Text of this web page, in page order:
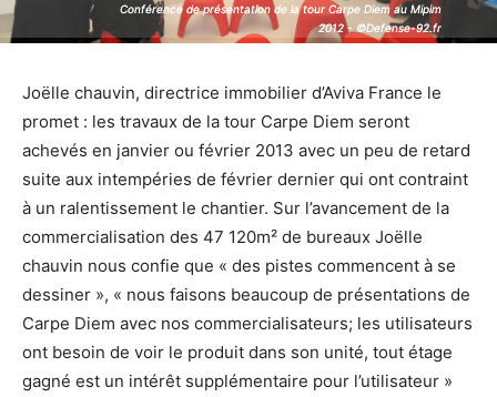
Conférence de présentation de la tour Carpe Diem au Mipim
2012 - ©Defense-92.fr
Conférence de présentation de la tour Carpe Diem au Mipim
2012 - ©Defense-92.fr
Joëlle chauvin, directrice immobilier d’Aviva France le
promet : les travaux de la tour Carpe Diem seront
achevés en janvier ou février 2013 avec un peu de retard
suite aux intempéries de février dernier qui ont contraint
à un ralentissement le chantier. Sur l’avancement de la
commercialisation des 47 120m² de bureaux Joëlle
chauvin nous confie que « des pistes commencent à se
dessiner », « nous faisons beaucoup de présentations de
Carpe Diem avec nos commercialisateurs; les utilisateurs
ont besoin de voir le produit dans son unité, tout étage
gagné est un intérêt supplémentaire pour l’utilisateur »